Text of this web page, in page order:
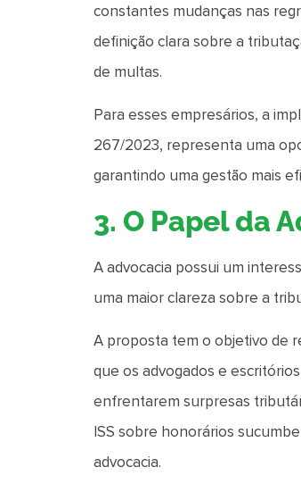
constantes mudanças nas
definição clara sobre a
de multas.
Para esses empresários, a
267/2023, representa uma
garantindo uma gestão mais
3. O Papel da
A advocacia possui um
uma maior clareza sobre a
A proposta tem o objetivo de
que os advogados e
enfrentarem surpresas
ISS sobre honorários
advocacia.